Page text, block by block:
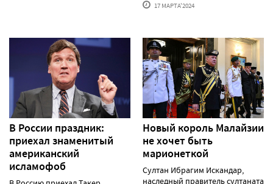
17 МАРТА'2024
В России праздник:
приехал знаменитый
американский
исламофоб
Новый король Малайзии
не хочет быть
марионеткой
Султан Ибрагим Искандар,
наследный правитель султаната